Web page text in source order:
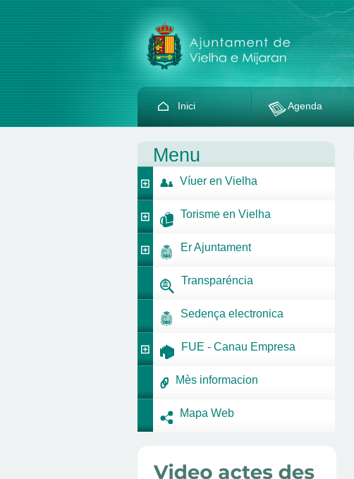
Inici Agenda
Menu
Víuer en Vielha
Torisme en Vielha
Er Ajuntament
Transparéncia
Sedença electronica
FUE - Canau Empresa
Mès informacion
Mapa Web